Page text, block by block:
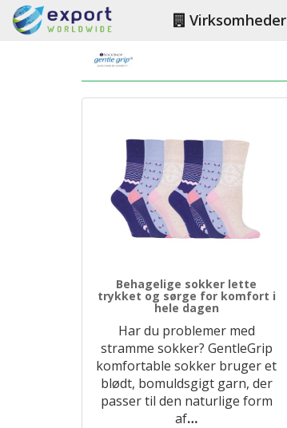
Virksomheder
Behagelige sokker lette
trykket og sørge for komfort i
hele dagen
Har du problemer med
stramme sokker? GentleGrip
komfortable sokker bruger et
blødt, bomuldsgigt garn, der
passer til den naturlige form
af…